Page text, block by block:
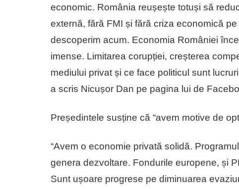
economic. România reușește totuși să
externă, fără FMI și fără criza economică
descoperim acum. Economia României
imense. Limitarea corupției, creșterea
mediului privat și ce face politicul sunt
a scris Nicușor Dan pe pagina lui de
Președintele susține că “avem motive de
“Avem o economie privată solidă.
genera dezvoltare. Fondurile europene, și
Sunt ușoare progrese pe diminuarea